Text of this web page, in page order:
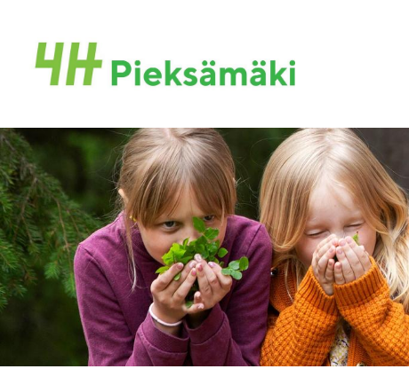
sivun
sisältöön
Pieksämäen seudun 4H-yhdistys